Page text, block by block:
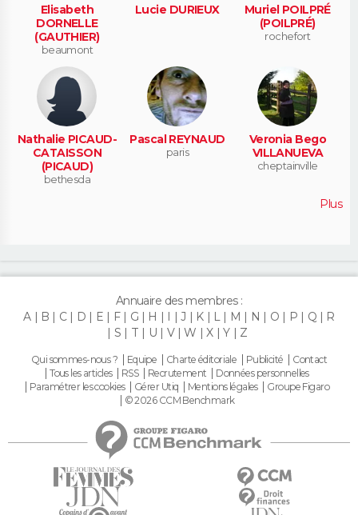
Elisabeth
DORNELLE
(GAUTHIER)
beaumont
Lucie DURIEUX
Muriel POILPRÉ
(POILPRÉ)
rochefort
Nathalie PICAUD-
CATAISSON
(PICAUD)
bethesda
Pascal REYNAUD
paris
Veronia Bego
VILLANUEVA
cheptainville
Plus
Annuaire des membres :
A
B C D E F G H I J K L M N O P Q
R
S
T U V W X Y Z
Qui sommes-nous ? Equipe Charte éditoriale Publicité
Contact
Tous les articles
RSS Recrutement
Données personnelles
Paramétrer les cookies
Gérer Utiq Mentions légales
Groupe Figaro
© 2026 CCM Benchmark